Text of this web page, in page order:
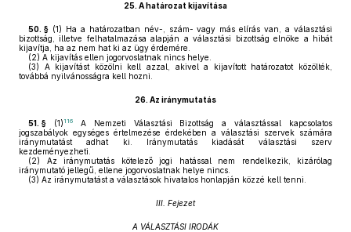
25. A határozat kijavítása
50. § (1) Ha a határozatban név-, szám- vagy más elírás van, a választási
bizottság, illetve felhatalmazása alapján a választási bizottság elnöke a hibát
kijavítja, ha az nem hat ki az ügy érdemére.
(2) A kijavítás ellen jogorvoslatnak nincs helye.
(3) A kijavítást közölni kell azzal, akivel a kijavított határozatot közölték,
továbbá nyilvánosságra kell hozni.
26. Az iránymutatás
51. § (1) 116A Nemzeti Választási Bizottság a választással kapcsolatos
jogszabályok egységes értelmezése érdekében a választási szervek számára
iránymutatást adhat ki. Iránymutatás kiadását választási szerv
kezdeményezheti.
(2) Az iránymutatás kötelező jogi hatással nem rendelkezik, kizárólag
iránymutató jellegű, ellene jogorvoslatnak helye nincs.
(3) Az iránymutatást a választások hivatalos honlapján közzé kell tenni.
III. Fejezet
A VÁLASZTÁSI IRODÁK